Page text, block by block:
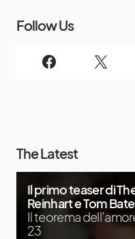
Follow Us
The Latest
Il primo teaser di
Reinhart e Tom
Il teorema
23